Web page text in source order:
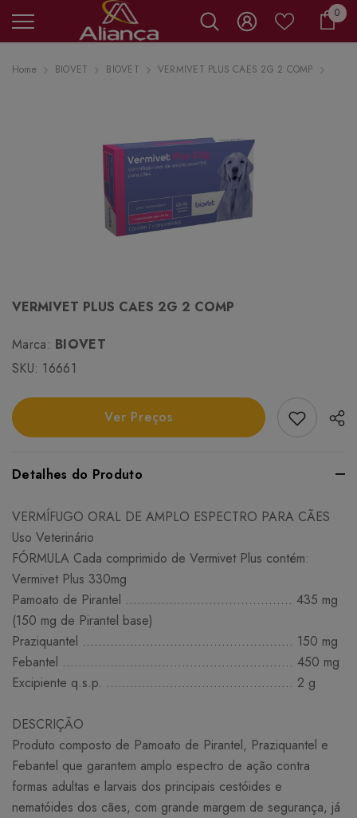
00
Home BIOVET BIOVET VERMIVET PLUS CAES 2G 2 COMP
VERMIVET PLUS CAES 2G 2 COMP
Marca: BIOVET
SKU: 16661
Ver Preços Add
Detalhes do Produto
VERMÍFUGO ORAL DE AMPLO ESPECTRO PARA CÃES
Uso Veterinário
FÓRMULA Cada comprimido de Vermivet Plus contém:
Vermivet Plus 330mg
Pamoato de Pirantel .......................................... 435 mg
(150 mg de Pirantel base)
Praziquantel ..................................................... 150 mg
Febantel .......................................................... 450 mg
Excipiente q.s.p. ............................................... 2 g
DESCRIÇÃO
Produto composto de Pamoato de Pirantel, Praziquantel e
Febantel que garantem amplo espectro de ação contra
formas adultas e larvais dos principais cestóides e
nematóides dos cães, com grande margem de segurança, já